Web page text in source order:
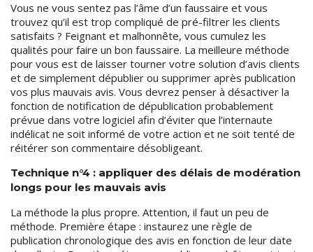
Vous ne vous sentez pas l’âme d’un faussaire et vous
trouvez qu’il est trop compliqué de pré-filtrer les clients
satisfaits ? Feignant et malhonnête, vous cumulez les
qualités pour faire un bon faussaire. La meilleure méthode
pour vous est de laisser tourner votre solution d’avis clients
et de simplement dépublier ou supprimer après publication
vos plus mauvais avis. Vous devrez penser à désactiver la
fonction de notification de dépublication probablement
prévue dans votre logiciel afin d’éviter que l’internaute
indélicat ne soit informé de votre action et ne soit tenté de
réitérer son commentaire désobligeant.
Technique n°4 : appliquer des délais de modération
longs pour les mauvais avis
La méthode la plus propre. Attention, il faut un peu de
méthode. Première étape : instaurez une règle de
publication chronologique des avis en fonction de leur date